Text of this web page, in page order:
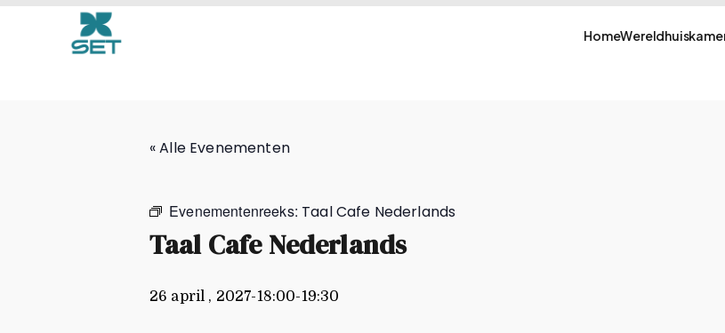
Home
Taal Cafe Nederlands
« Alle Evenementen
Evenementenreeks: Taal Cafe Nederlands
Taal Cafe Nederlands
26 april , 2027-18:00-19:30